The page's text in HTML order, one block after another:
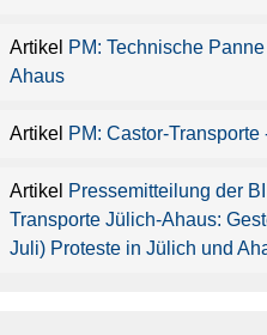
PM: Technische
Ahaus
PM: Castor-
Pressemitteilung der
Transporte Jülich-Ahaus:
Juli) Proteste in Jülich und